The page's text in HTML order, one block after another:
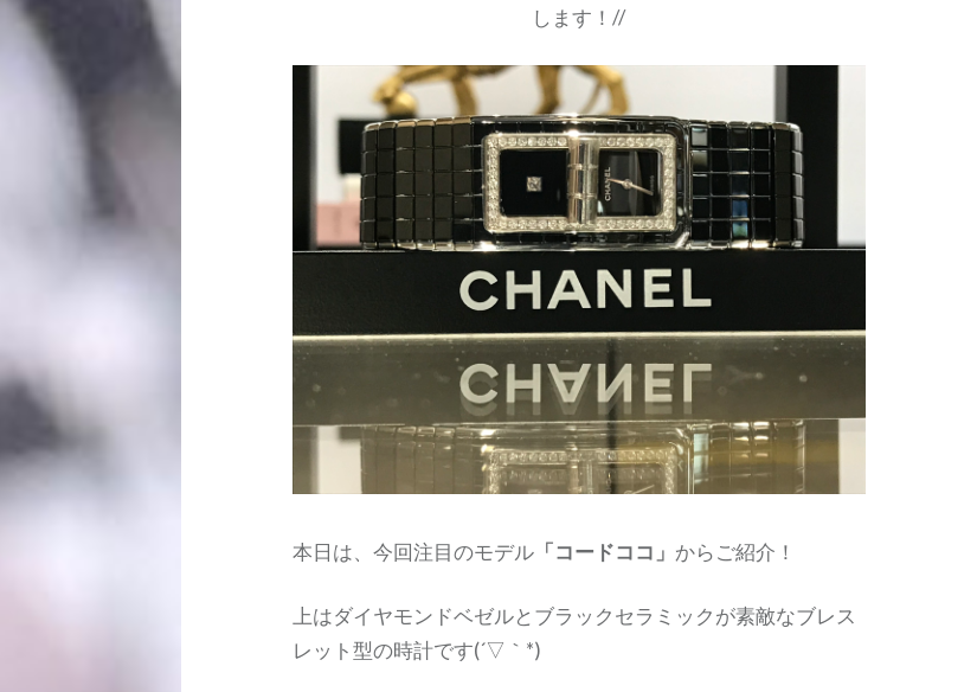
します！//
本日は、今回注目のモデル 「コードココ」 からご紹介！
上はダイヤモンドベゼルとブラックセラミックが素敵なブレス
レット型の時計です(´▽｀*)